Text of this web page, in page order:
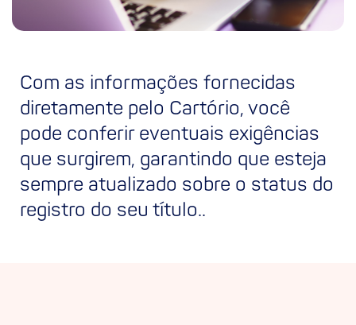
Com as informações fornecidas
diretamente pelo Cartório, você
pode conferir eventuais exigências
que surgirem, garantindo que esteja
sempre atualizado sobre o status do
registro do seu título..